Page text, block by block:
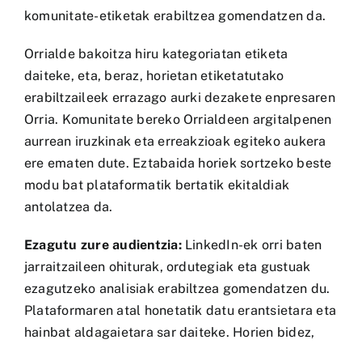
komunitate-etiketak erabiltzea gomendatzen da.
Orrialde bakoitza hiru kategoriatan etiketa
daiteke, eta, beraz, horietan etiketatutako
erabiltzaileek errazago aurki dezakete enpresaren
Orria. Komunitate bereko Orrialdeen argitalpenen
aurrean iruzkinak eta erreakzioak egiteko aukera
ere ematen dute. Eztabaida horiek sortzeko beste
modu bat plataformatik bertatik ekitaldiak
antolatzea da.
Ezagutu zure audientzia:LinkedIn-ek orri baten
jarraitzaileen ohiturak, ordutegiak eta gustuak
ezagutzeko analisiak erabiltzea gomendatzen du.
Plataformaren atal honetatik datu erantsietara eta
hainbat aldagaietara sar daiteke. Horien bidez,